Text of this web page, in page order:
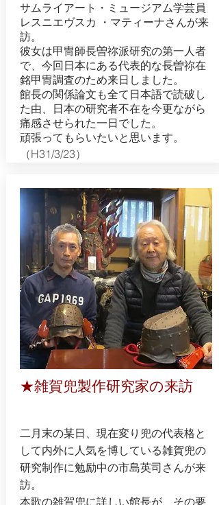
サムライアート・ミュージアム学芸員
レスニエヴスカ ・マティーナさんが来
訪。
彼女は甲冑師長曽祢派研究の第一人者
で、今回日本にある代表的な長曽祢在
銘甲冑調査のため来日しました。
館長の関係論文も全て日本語で読破し
た由、日本の研究者不在を今更ながら
痛感させられた一日でした。
​頑張ってもらいたいと思います。
​（H31/3/23）
★雑賀兜製作研究家の来訪
二月末の某日、現在変り兜の代表格と
して内外に人気を博している雑賀兜の
研究制作に勉励中の市島英司さんが来
訪。
本歌の雑賀兜に詳しい館長が、その要